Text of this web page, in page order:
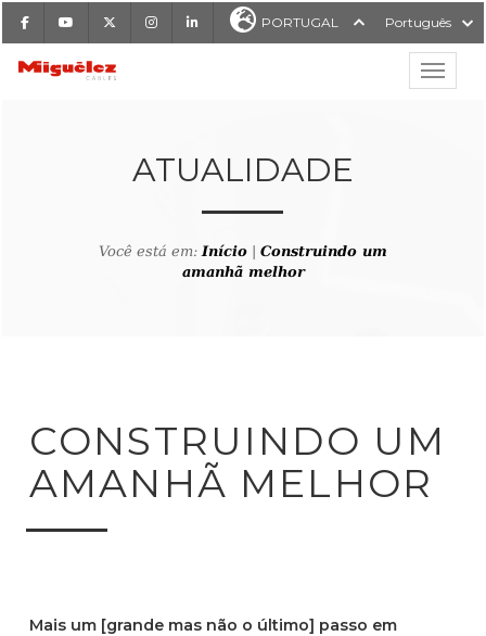
FacebookYoutube InstagramLinkedIn PORTUGAL Português
Miguélez Cabos
ATUALIDADE
Você está em:Início
Construindo um
amanhã melhor
CONSTRUINDO UM
AMANHÃ MELHOR
Mais um [grande mas não o último] passo em